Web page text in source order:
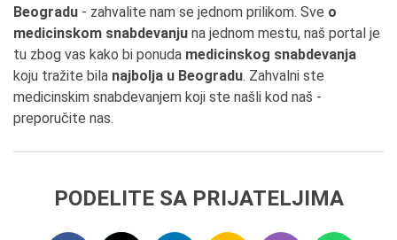
Beogradu - zahvalite nam se jednom prilikom. Sve o
medicinskom snabdevanju na jednom mestu, naš portal je
tu zbog vas kako bi ponuda medicinskog snabdevanja
koju tražite bila najbolja u Beogradu. Zahvalni ste
medicinskim snabdevanjem koji ste našli kod naš -
preporučite nas.
PODELITE SA PRIJATELJIMA